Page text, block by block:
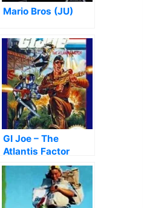
Mario Bros (JU)
GI Joe – The
Atlantis Factor